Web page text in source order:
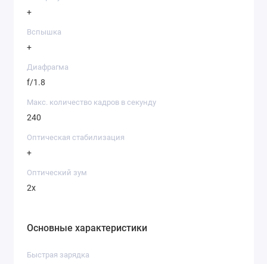
+
Вспышка
+
Диафрагма
f/1.8
Макс. количество кадров в секунду
240
Оптическая стабилизация
+
Оптический зум
2х
Основные характеристики
Быстрая зарядка